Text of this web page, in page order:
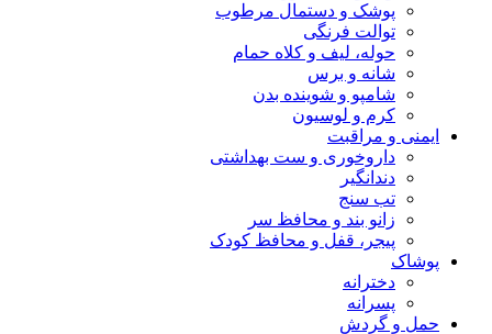
پوشک و دستمال مرطوب
توالت فرنگی
حوله، لیف و کلاه حمام
شانه و برس
شامپو و شوینده بدن
کرم و لوسیون
ایمنی و مراقبت
داروخوری و ست بهداشتی
دندانگیر
تب‌ سنج
زانو بند و محافظ سر
پیجر، قفل و محافظ کودک
پوشاک
دخترانه
پسرانه
حمل و گردش